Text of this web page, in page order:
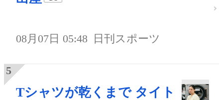
08月07日 05:48 日刊スポーツ
Tシャツが乾くまで タイト